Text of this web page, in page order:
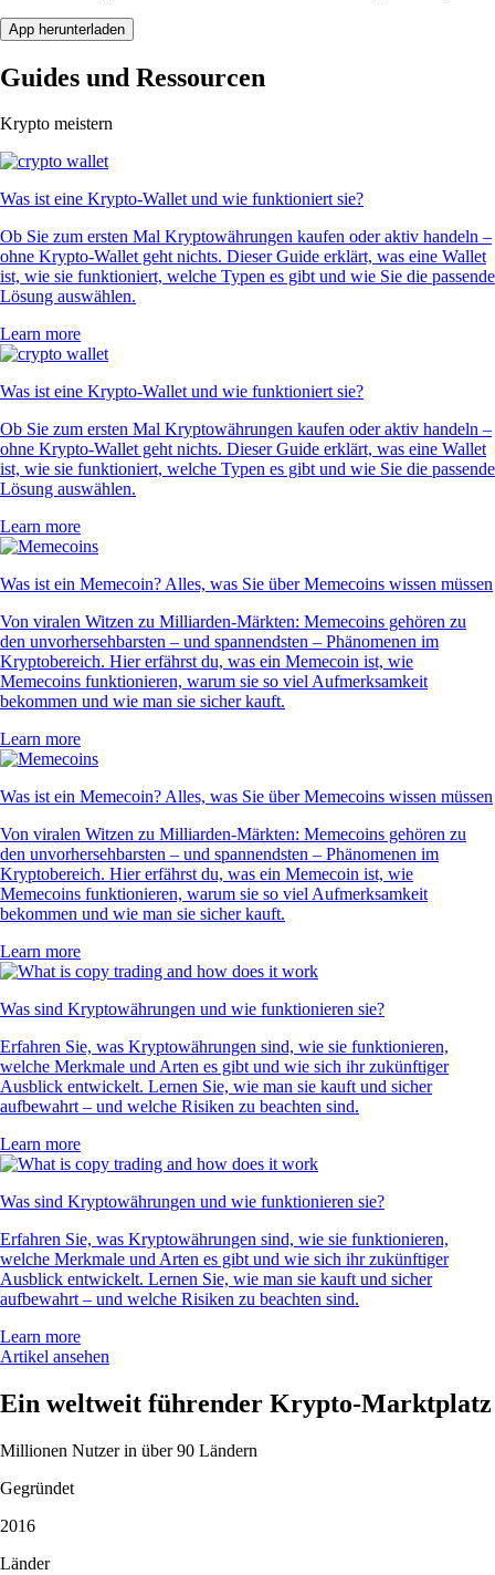
App herunterladen
Guides und Ressourcen
Krypto meistern
Was ist eine Krypto-Wallet und wie funktioniert sie?
Ob Sie zum ersten Mal Kryptowährungen kaufen oder aktiv handeln –
ohne Krypto-Wallet geht nichts. Dieser Guide erklärt, was eine Wallet
ist, wie sie funktioniert, welche Typen es gibt und wie Sie die passende
Lösung auswählen.
Learn more
Was ist eine Krypto-Wallet und wie funktioniert sie?
Ob Sie zum ersten Mal Kryptowährungen kaufen oder aktiv handeln –
ohne Krypto-Wallet geht nichts. Dieser Guide erklärt, was eine Wallet
ist, wie sie funktioniert, welche Typen es gibt und wie Sie die passende
Lösung auswählen.
Learn more
Was ist ein Memecoin? Alles, was Sie über Memecoins wissen müssen
Von viralen Witzen zu Milliarden-Märkten: Memecoins gehören zu
den unvorhersehbarsten – und spannendsten – Phänomenen im
Kryptobereich. Hier erfährst du, was ein Memecoin ist, wie
Memecoins funktionieren, warum sie so viel Aufmerksamkeit
bekommen und wie man sie sicher kauft.
Learn more
Was ist ein Memecoin? Alles, was Sie über Memecoins wissen müssen
Von viralen Witzen zu Milliarden-Märkten: Memecoins gehören zu
den unvorhersehbarsten – und spannendsten – Phänomenen im
Kryptobereich. Hier erfährst du, was ein Memecoin ist, wie
Memecoins funktionieren, warum sie so viel Aufmerksamkeit
bekommen und wie man sie sicher kauft.
Learn more
Was sind Kryptowährungen und wie funktionieren sie?
Erfahren Sie, was Kryptowährungen sind, wie sie funktionieren,
welche Merkmale und Arten es gibt und wie sich ihr zukünftiger
Ausblick entwickelt. Lernen Sie, wie man sie kauft und sicher
aufbewahrt – und welche Risiken zu beachten sind.
Learn more
Was sind Kryptowährungen und wie funktionieren sie?
Erfahren Sie, was Kryptowährungen sind, wie sie funktionieren,
welche Merkmale und Arten es gibt und wie sich ihr zukünftiger
Ausblick entwickelt. Lernen Sie, wie man sie kauft und sicher
aufbewahrt – und welche Risiken zu beachten sind.
Learn more
Artikel ansehen
Ein weltweit führender Krypto-Marktplatz
Millionen Nutzer in über 90 Ländern
Gegründet
2016
Länder